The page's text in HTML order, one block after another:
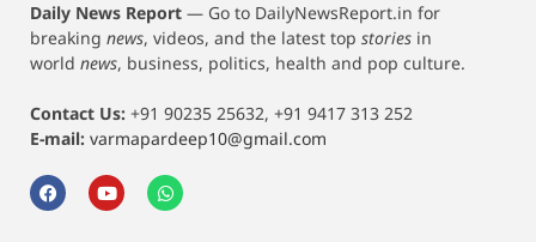
Daily News Report — Go to DailyNewsReport.in for
breaking news, videos, and the latest top stories in
world news, business, politics, health and pop culture.
Contact Us: +91 90235 25632, +91 9417 313 252
E-mail: varmapardeep10@gmail.com